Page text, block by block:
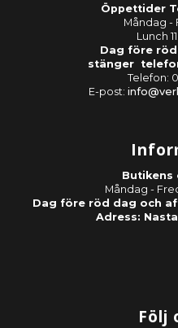
Öppettider
Måndag -
Lunch
Dag före
stänger
Telefon:
E-post:
Butikens
Måndag -
Dag före röd dag och
Adress:
Följ